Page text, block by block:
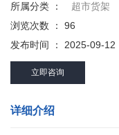
所属分类 ：
超市货架
浏览次数 ： 96
发布时间 ： 2025-09-12
立即咨询
详细介绍